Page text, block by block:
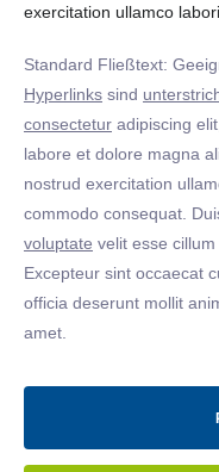
exercitation ullamco
Standard Fließtext:
Hyperlinks sind
consectetur adipiscing
labore et dolore magna
nostrud exercitation
commodo consequat.
voluptate velit esse
Excepteur sint occaecat
officia deserunt mollit
amet.